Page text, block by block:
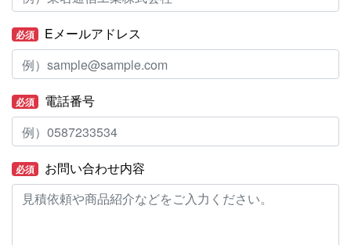
必須 Eメールアドレス
必須 電話番号
必須 お問い合わせ内容